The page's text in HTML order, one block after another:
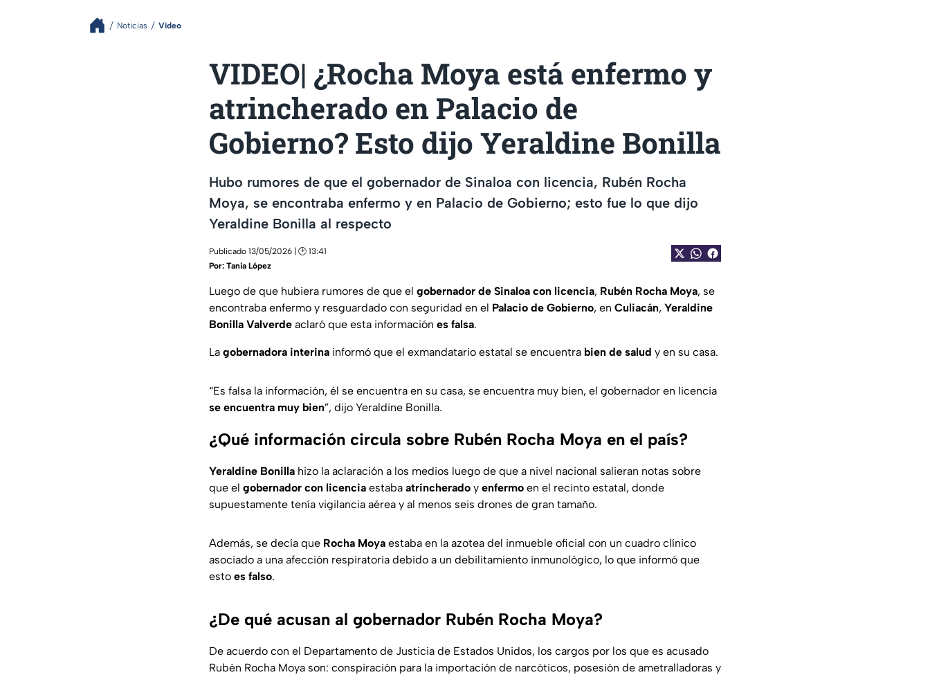
Noticias Video
VIDEO| ¿Rocha Moya está enfermo y
atrincherado en Palacio de
Gobierno? Esto dijo Yeraldine Bonilla
Hubo rumores de que el gobernador de Sinaloa con licencia, Rubén Rocha
Moya, se encontraba enfermo y en Palacio de Gobierno; esto fue lo que dijo
Yeraldine Bonilla al respecto
Publicado 13/05/2026 | 🕑 13:41
Por: Tania López
Luego de que hubiera rumores de que el gobernador de Sinaloa con licencia, Rubén Rocha Moya, se
encontraba enfermo y resguardado con seguridad en el Palacio de Gobierno, en Culiacán, Yeraldine
Bonilla Valverde aclaró que esta información es falsa.
La gobernadora interina informó que el exmandatario estatal se encuentra bien de salud y en su casa.
“Es falsa la información, él se encuentra en su casa, se encuentra muy bien, el gobernador en licencia
se encuentra muy bien”, dijo Yeraldine Bonilla.
¿Qué información circula sobre Rubén Rocha Moya en el país?
Yeraldine Bonilla hizo la aclaración a los medios luego de que a nivel nacional salieran notas sobre
que el gobernador con licencia estaba atrincherado y enfermo en el recinto estatal, donde
supuestamente tenía vigilancia aérea y al menos seis drones de gran tamaño.
Además, se decía que Rocha Moya estaba en la azotea del inmueble oficial con un cuadro clínico
asociado a una afección respiratoria debido a un debilitamiento inmunológico, lo que informó que
esto es falso.
¿De qué acusan al gobernador Rubén Rocha Moya?
De acuerdo con el Departamento de Justicia de Estados Unidos, los cargos por los que es acusado
Rubén Rocha Moya son: conspiración para la importación de narcóticos, posesión de ametralladoras y